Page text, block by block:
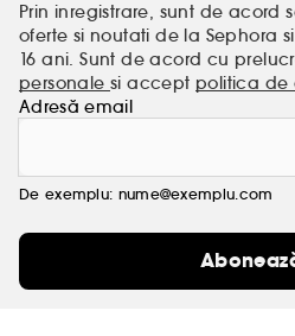
Prin inregistrare, sunt de acord
oferte si noutati de la Sephora
16 ani. Sunt de acord cu
personalesi accept politica de
Adresă email
De exemplu: nume@exemplu.com